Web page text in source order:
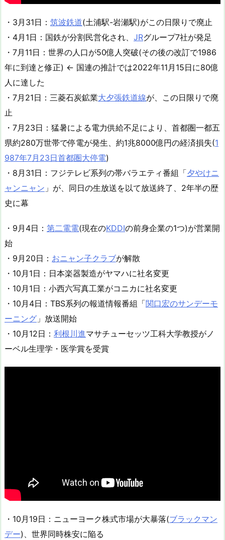
・3月31日： 筑波鉄道(土浦駅-岩瀬駅)がこの日限りで廃止
・4月1日：国鉄が分割民営化され、 JRグループ7社が発足
・7月11日：世界の人口が50億人突破(その後の改訂で1986
年に到達と修正) ← 国連の推計では2022年11月15日に80億
人に達した
・7月21日：三菱石炭鉱業大夕張鉄道線が、この日限りで廃
止
・7月23日：猛暑による電力供給不足により、首都圏一都五
県約280万世帯で停電が発生、約1兆8000億円の経済損失(1
987年7月23日首都圏大停電)
・8月31日：フジテレビ系列の帯バラエティ番組「夕やけニ
ャンニャン 」が、同日の生放送を以て放送終了、2年半の歴
史に幕
・9月4日： 第二電電(現在のKDDIの前身企業の1つ)が営業開
始
・9月20日： おニャン子クラブが解散
・10月1日：日本楽器製造がヤマハに社名変更
・10月1日：小西六写真工業がコニカに社名変更
・10月4日：TBS系列の報道情報番組「関口宏のサンデーモ
ーニング 」放送開始
・10月12日： 利根川進マサチューセッツ工科大学教授がノ
ーベル生理学・医学賞を受賞
・10月19日：ニューヨーク株式市場が大暴落(ブラックマン
デー)、世界同時株安に陥る